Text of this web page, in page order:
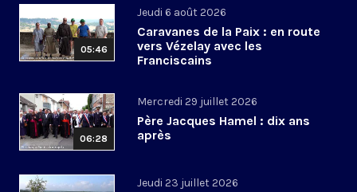
05:46
Jeudi 6 août 2026
Caravanes de la Paix : en route
vers Vézelay avec les
Franciscains
06:28
Mercredi 29 juillet 2026
Père Jacques Hamel : dix ans
après
Jeudi 23 juillet 2026